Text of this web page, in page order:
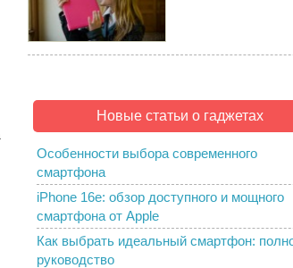
Новые статьи о гаджетах
Особенности выбора современного
смартфона
iPhone 16e: обзор доступного и мощного
смартфона от Apple
Как выбрать идеальный смартфон:
руководство